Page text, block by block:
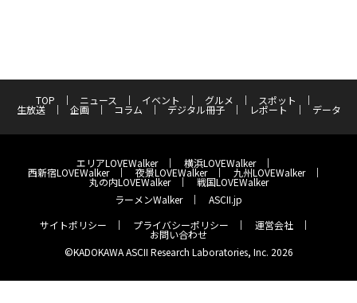
TOP ニュース イベント グルメ スポット
生放送 企画 コラム デジタル冊子 レポート データ
エリアLOVEWalker 横浜LOVEWalker
西新宿LOVEWalker 夜景LOVEWalker 九州LOVEWalker
丸の内LOVEWalker
戦国LOVEWalker
ラーメンWalker
ASCII.jp
サイトポリシー
プライバシーポリシー 運営会社
お問い合わせ
©KADOKAWA ASCII Research Laboratories, Inc. 2026